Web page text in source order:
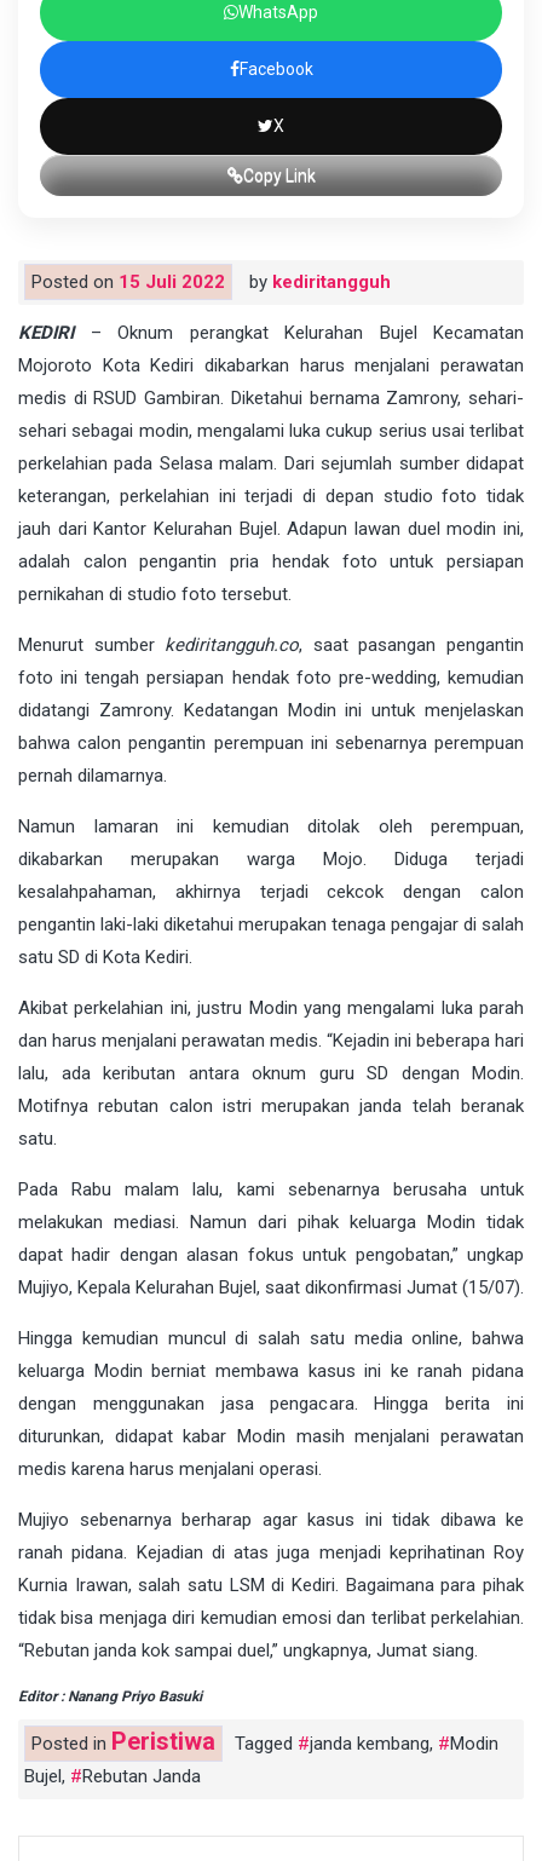
WhatsApp
Facebook
X
Copy Link
Posted on 15 Juli 2022 by kediritangguh
KEDIRI– Oknum perangkat Kelurahan Bujel Kecamatan
Mojoroto Kota Kediri dikabarkan harus menjalani perawatan
medis di RSUD Gambiran. Diketahui bernama Zamrony, sehari-
sehari sebagai modin, mengalami luka cukup serius usai terlibat
perkelahian pada Selasa malam. Dari sejumlah sumber didapat
keterangan, perkelahian ini terjadi di depan studio foto tidak
jauh dari Kantor Kelurahan Bujel. Adapun lawan duel modin ini,
adalah calon pengantin pria hendak foto untuk persiapan
pernikahan di studio foto tersebut.
Menurut sumber kediritangguh.co, saat pasangan pengantin
foto ini tengah persiapan hendak foto pre-wedding, kemudian
didatangi Zamrony. Kedatangan Modin ini untuk menjelaskan
bahwa calon pengantin perempuan ini sebenarnya perempuan
pernah dilamarnya.
Namun lamaran ini kemudian ditolak oleh perempuan,
dikabarkan merupakan warga Mojo. Diduga terjadi
kesalahpahaman, akhirnya terjadi cekcok dengan calon
pengantin laki-laki diketahui merupakan tenaga pengajar di salah
satu SD di Kota Kediri.
Akibat perkelahian ini, justru Modin yang mengalami luka parah
dan harus menjalani perawatan medis. “Kejadin ini beberapa hari
lalu, ada keributan antara oknum guru SD dengan Modin.
Motifnya rebutan calon istri merupakan janda telah beranak
satu.
Pada Rabu malam lalu, kami sebenarnya berusaha untuk
melakukan mediasi. Namun dari pihak keluarga Modin tidak
dapat hadir dengan alasan fokus untuk pengobatan,” ungkap
Mujiyo, Kepala Kelurahan Bujel, saat dikonfirmasi Jumat (15/07).
Hingga kemudian muncul di salah satu media online, bahwa
keluarga Modin berniat membawa kasus ini ke ranah pidana
dengan menggunakan jasa pengacara. Hingga berita ini
diturunkan, didapat kabar Modin masih menjalani perawatan
medis karena harus menjalani operasi.
Mujiyo sebenarnya berharap agar kasus ini tidak dibawa ke
ranah pidana. Kejadian di atas juga menjadi keprihatinan Roy
Kurnia Irawan, salah satu LSM di Kediri. Bagaimana para pihak
tidak bisa menjaga diri kemudian emosi dan terlibat perkelahian.
“Rebutan janda kok sampai duel,” ungkapnya, Jumat siang.
Editor : Nanang Priyo Basuki
Posted in Peristiwa Tagged janda kembang,
Modin
Bujel, Rebutan Janda